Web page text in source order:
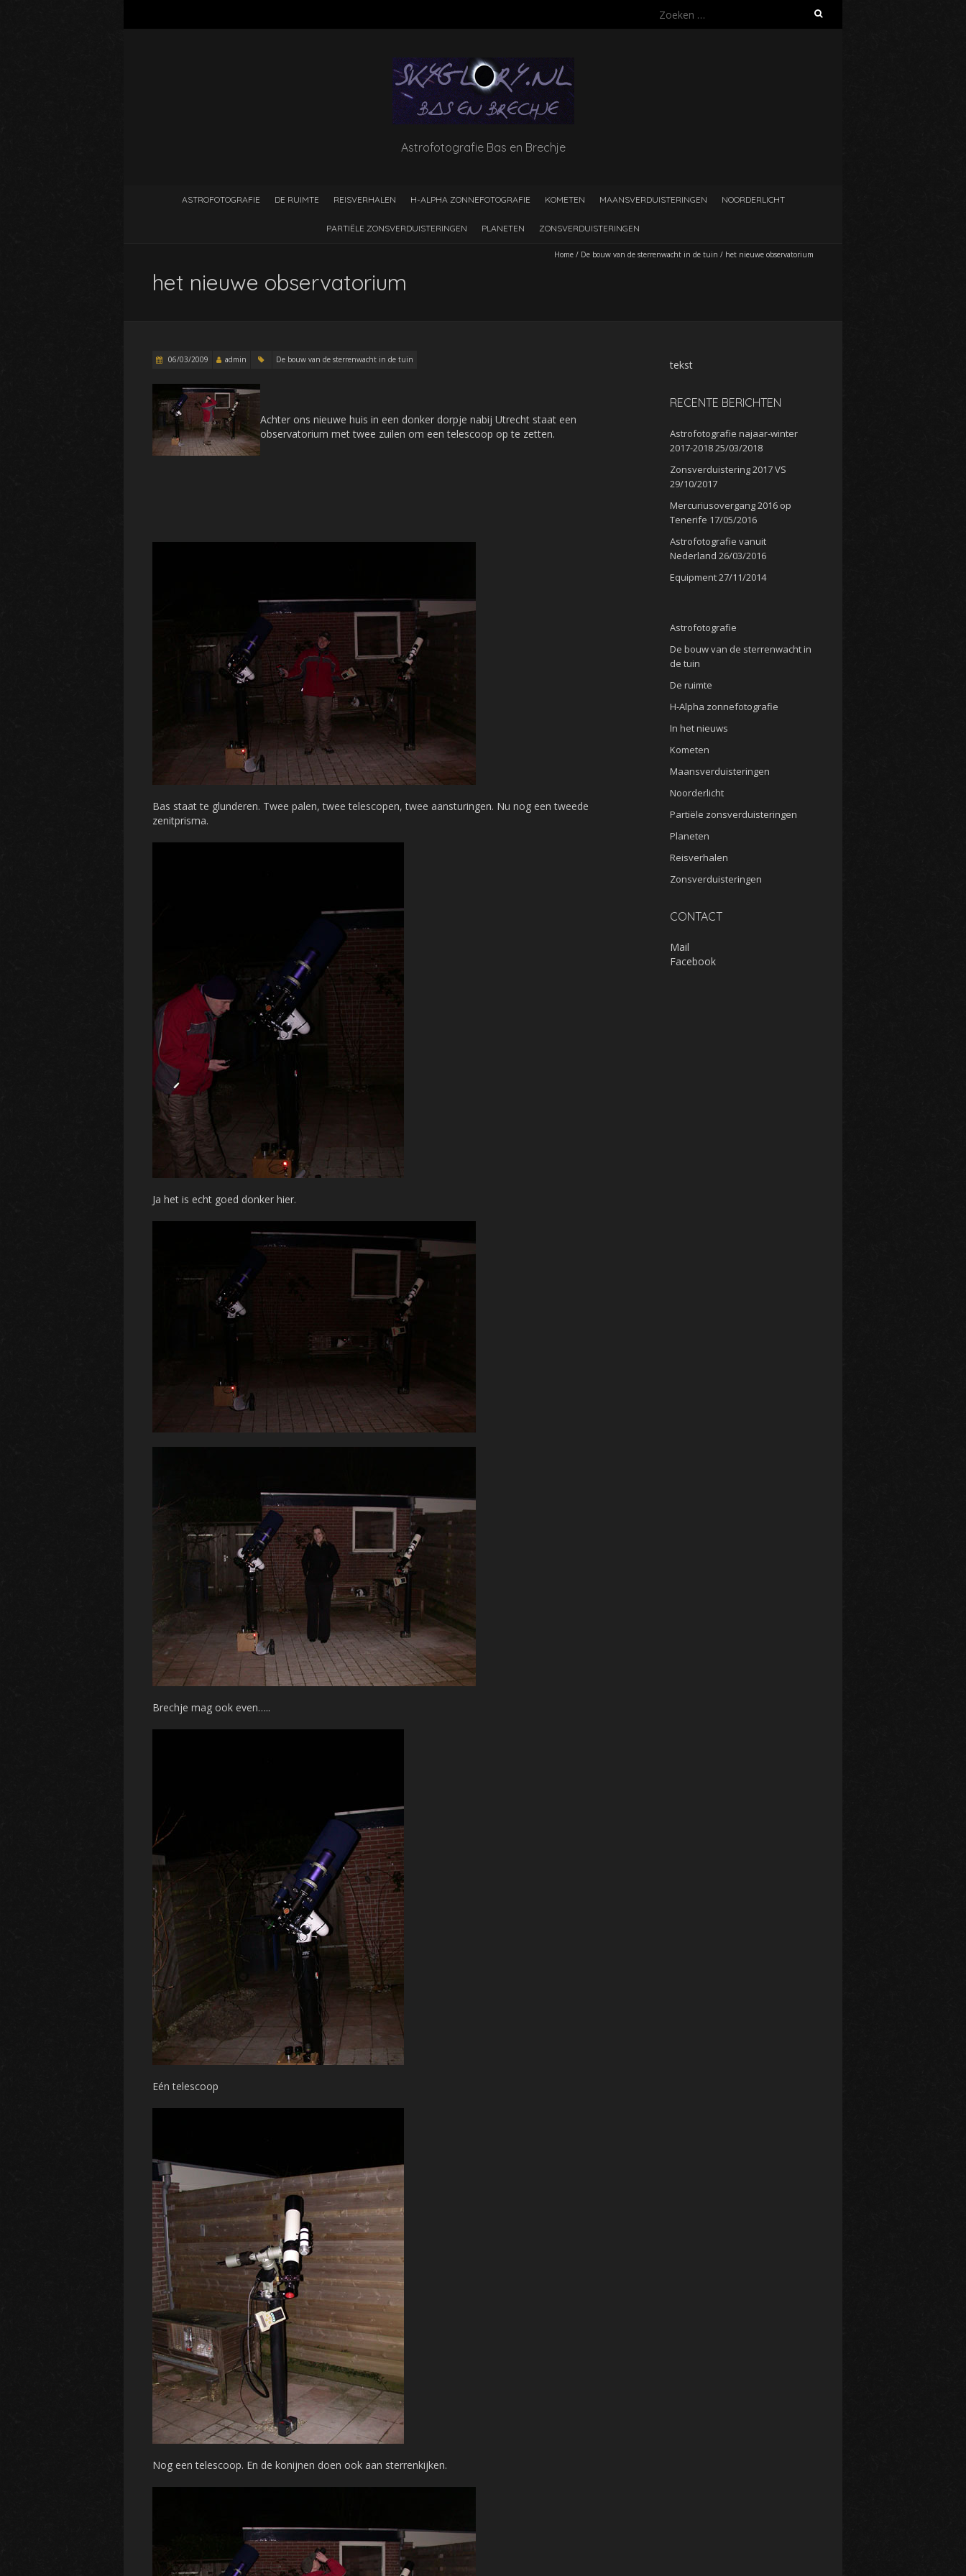
Zoeken
Astrofotografie Bas en Brechje
ASTROFOTOGRAFIE DE RUIMTE REISVERHALEN H-ALPHA ZONNEFOTOGRAFIE KOMETEN MAANSVERDUISTERINGEN NOORDERLICHT
PARTIËLE ZONSVERDUISTERINGEN PLANETEN ZONSVERDUISTERINGEN
Home / De bouw van de sterrenwacht in de tuin / het nieuwe observatorium
het nieuwe observatorium
06/03/2009 admin De bouw van de sterrenwacht in de tuin
Achter ons nieuwe huis in een donker dorpje nabij Utrecht staat een
observatorium met twee zuilen om een telescoop op te zetten.
Bas staat te glunderen. Twee palen, twee telescopen, twee aansturingen. Nu nog een tweede
zenitprisma.
Ja het is echt goed donker hier.
Brechje mag ook even…..
Eén telescoop
Nog een telescoop. En de konijnen doen ook aan sterrenkijken.
tekst
RECENTE BERICHTEN
Astrofotografie najaar-winter
2017-201825/03/2018
Zonsverduistering 2017 VS
29/10/2017
Mercuriusovergang 2016 op
Tenerife 17/05/2016
Astrofotografie vanuit
Nederland 26/03/2016
Equipment27/11/2014
Astrofotografie
De bouw van de sterrenwacht in
de tuin
De ruimte
H-Alpha zonnefotografie
In het nieuws
Kometen
Maansverduisteringen
Noorderlicht
Partiële zonsverduisteringen
Planeten
Reisverhalen
Zonsverduisteringen
CONTACT
Mail
Facebook